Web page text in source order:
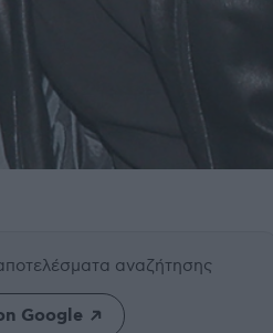
αναζήτησης
Google